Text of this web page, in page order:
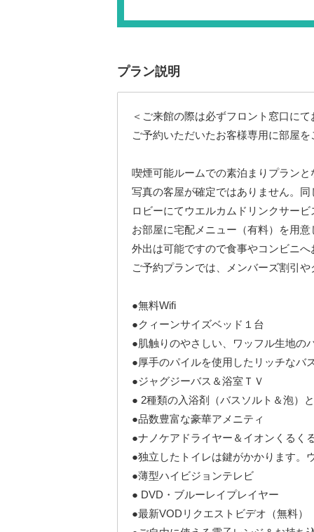
プラン説明
＜ご来館の際は必ずフロント窓口に
ご予約いただいたお客様専用に部屋
喫煙可能ルームでの素泊まりプランと
写真の客屋が確定ではありません。
ロビーにてウエルカムドリンクサー
お部屋に宅配メニュー（有料）を用
外出は可能ですので食事やコンビニ
ご予約プランでは、メンバーズ割引
●無料Wifi
●クィーンサイズベッド１台
●肌触りのやさしい、ワッフル生地の
●厚手のパイルを使用したリッチなバ
●ジャグジーバス＆浴室ＴＶ
● 2種類の入浴剤（バスソルト＆泡）
●品数豊富な豪華アメニティ
●ナノケアドライヤー＆イオンくるく
●独立したトイレは鍵がかかります。
●薄型ハイビジョンテレビ
● DVD・ブルーレイプレイヤー
●最新VODリクエストビデオ（無料）